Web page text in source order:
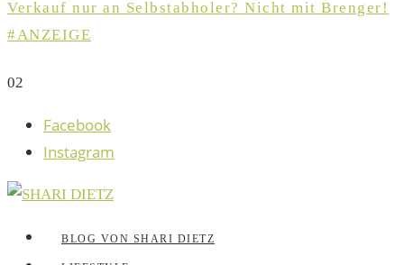
Verkauf nur an Selbstabholer? Nicht mit Brenger!
#ANZEIGE
02
Facebook
Instagram
BLOG VON SHARI DIETZ